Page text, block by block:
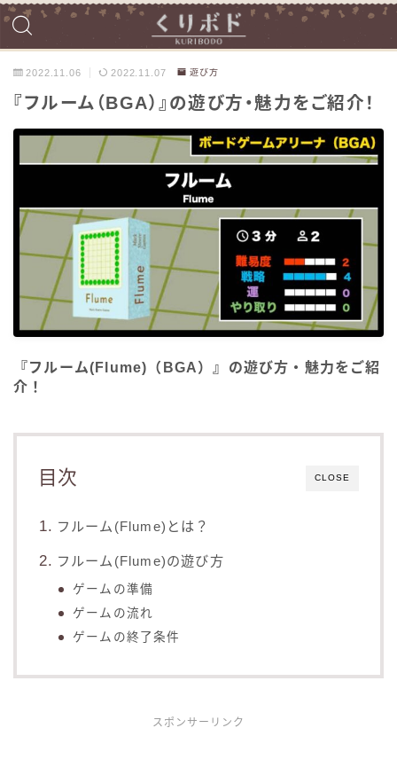
2022.11.06 2022.11.07 遊び方
『フルーム（BGA）』の遊び方・魅力をご紹介！
『フルーム(Flume)（BGA）』の遊び方・魅力をご紹
介！
CLOSE
目次
フルーム(Flume)とは？
フルーム(Flume)の遊び方
ゲームの準備
ゲームの流れ
ゲームの終了条件
スポンサーリンク